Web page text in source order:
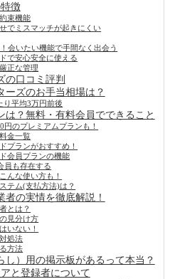
徴
束機能
でミスマッチが起きにくい
会いたい機能で手間なく出会う
で安心安全に使える
正な管理
の口コミ評判
ーズのお手当相場は？
り平均3万円前後
は？無料・有料会員でできること
円のプレミアムプランも！
金一覧
プランがおすすめ！
会員プランの機能
員も存在する
んな使い方も！
テム(支払方法)は？
の実情を徹底解説！
とは？
見分け方
いない！
処法
方法
し）用の掲示板があるって本当？
と登録者について